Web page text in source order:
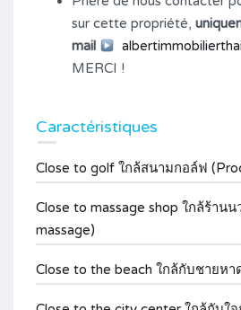
sur cette propriété,
mail
MERCI !
Caractéristiques
Close to golf ใกล้สนามกอล์ฟ
Close to massage shop ใกล้ร้าน
massage)
Close to the beach ใกล้กับชายหา